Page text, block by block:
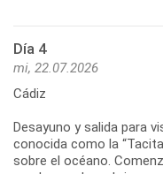
Día 4
mi, 22.07.2026
Cádiz
Desayuno y salida para
conocida como la
sobre el océano.